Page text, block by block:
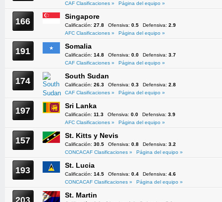
CAF Clasificaciones »
Página del equipo »
166 Singapore
Calificación: 27.8 Ofensiva: 0.5 Defensiva: 2.9
AFC Clasificaciones »
Página del equipo »
191 Somalia
Calificación: 14.8 Ofensiva: 0.0 Defensiva: 3.7
CAF Clasificaciones »
Página del equipo »
174 South Sudan
Calificación: 26.3 Ofensiva: 0.3 Defensiva: 2.8
CAF Clasificaciones »
Página del equipo »
197 Sri Lanka
Calificación: 11.3 Ofensiva: 0.0 Defensiva: 3.9
AFC Clasificaciones »
Página del equipo »
157 St. Kitts y Nevis
Calificación: 30.5 Ofensiva: 0.8 Defensiva: 3.2
CONCACAF Clasificaciones »
Página del equipo »
193 St. Lucia
Calificación: 14.5 Ofensiva: 0.4 Defensiva: 4.6
CONCACAF Clasificaciones »
Página del equipo »
203 St. Martin